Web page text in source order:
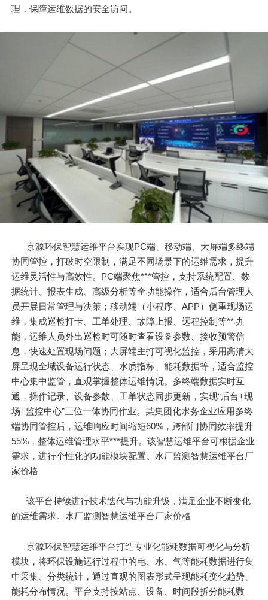
理，保障运维数据的安全访问。
京源环保智慧运维平台实现PC端、移动端、大屏端多终端
协同管控，打破时空限制，满足不同场景下的运维需求，提升
运维灵活性与高效性。PC端聚焦***管控，支持系统配置、数
据统计、报表生成、高级分析等全功能操作，适合后台管理人
员开展日常管理与决策；移动端（小程序、APP）侧重现场运
维，集成巡检打卡、工单处理、故障上报、远程控制等**功
能，运维人员外出巡检时可随时查看设备参数、接收预警信
息，快速处置现场问题；大屏端主打可视化监控，采用高清大
屏呈现全域设备运行状态、水质指标、能耗数据等，适合监控
中心集中监管，直观掌握整体运维情况。多终端数据实时互
通，操作记录、设备参数、工单状态同步更新，实现“后台+现
场+监控中心”三位一体协同作业。某集团化水务企业应用多终
端协同管控后，运维响应时间缩短60%，跨部门协同效率提升
55%，整体运维管理水平***提升。该智慧运维平台可根据企业
需求，进行个性化的功能模块配置。水厂监测智慧运维平台厂
家价格
该平台持续进行技术迭代与功能升级，满足企业不断变化
的运维需求。水厂监测智慧运维平台厂家价格
京源环保智慧运维平台打造专业化能耗数据可视化与分析
模块，将环保设施运行过程中的电、水、气等能耗数据进行集
中采集、分类统计，通过直观的图表形式呈现能耗变化趋势、
能耗分布情况。平台支持按站点、设备、时间段拆分能耗数